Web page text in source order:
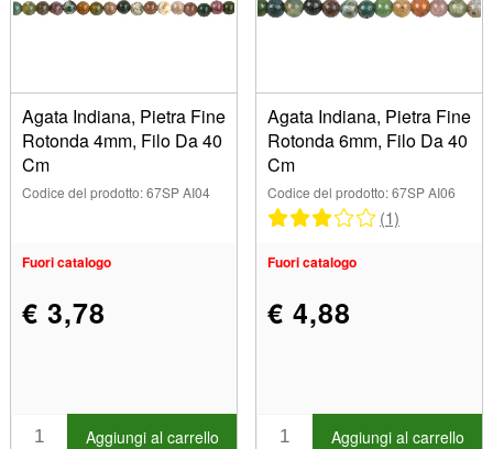
Ovale (3)
Verde (2)
4,00 mm (1)
6,00 mm (4)
8,00 mm (7)
Marca
In magazzino
Articoli in vendita
Nuovi prodotti
Agata Indiana, Pietra Fine
Rotonda 4mm, Filo Da 40
Cm
Codice del prodotto: 67SP AI04
Fuori catalogo
€ 3,78
Aggiungi al carrello
Agata Indiana, Pietra Fine
Rotonda 6mm, Filo Da 40
Cm
Codice del prodotto: 67SP AI06
(1)
Fuori catalogo
€ 4,88
Aggiungi al carrello